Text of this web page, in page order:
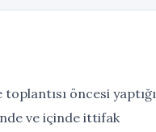
öncesi yaptığı
ve içinde ittifak